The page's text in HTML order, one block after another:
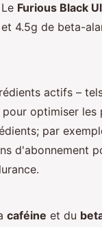
Furious Black
4.5g de beta-
actifs –
optimiser les
par
d'abonnement
caféine et du